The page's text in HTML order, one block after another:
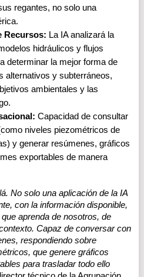
regantes, no solo una
Recursos: La IA analizará la
hidráulicos y flujos
determinar la mejor forma de
alternativos y subterráneos,
ambientales y las
Capacidad de consultar
niveles piezométricos de
y generar resúmenes, gráficos
exportables de manera
No solo una aplicación de la IA
con la información disponible,
aprenda de nosotros, de
Capaz de conversar con
respondiendo sobre
que genere gráficos
para trasladar todo ello